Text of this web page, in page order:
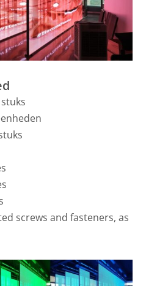
screws and fasteners, as